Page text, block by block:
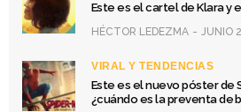
Este es el cartel de Klara y
HÉCTOR LEDEZMA JUNIO
VIRAL Y TENDENCIAS
Este es el nuevo póster de
¿cuándo es la preventa de